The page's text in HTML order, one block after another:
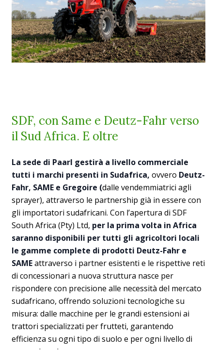
SDF, con Same e Deutz-Fahr verso
il Sud Africa. E oltre
La sede di Paarl gestirà a livello commerciale
tutti i marchi presenti in Sudafrica, ovvero Deutz-
Fahr, SAME e Gregoire (dalle vendemmiatrici agli
sprayer), attraverso le partnership già in essere con
gli importatori sudafricani. Con l’apertura di SDF
South Africa (Pty) Ltd, per la prima volta in Africa
saranno disponibili per tutti gli agricoltori locali
le gamme complete di prodotti Deutz-Fahr e
SAMEattraverso i partner esistenti e le rispettive reti
di concessionari a nuova struttura nasce per
rispondere con precisione alle necessità del mercato
sudafricano, offrendo soluzioni tecnologiche su
misura: dalle macchine per le grandi estensioni ai
trattori specializzati per frutteti, garantendo
efficienza su ogni tipo di suolo e per ogni livello di